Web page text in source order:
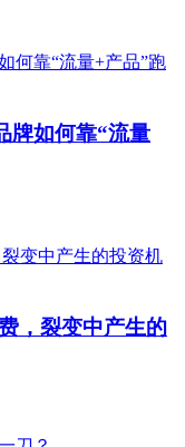
牌如何靠“流量
，裂变中产生的